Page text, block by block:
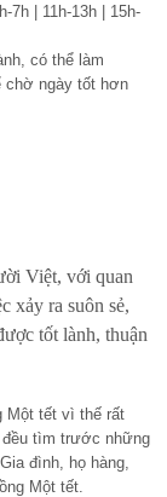
7h | 11h-13h | 15h-
có thể làm
chờ ngày tốt hơn
Việt, với quan
xảy ra suôn sẻ,
tốt lành, thuận
Một tết vì thế rất
đều tìm trước những
đình, họ hàng,
Một tết.